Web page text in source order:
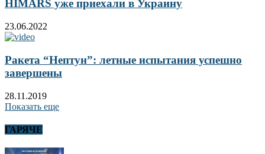
HIMARS уже приехали в Украину
23.06.2022
Ракета “Нептун”: летные испытания успешно
завершены
28.11.2019
Показать еще
ГАРЯЧЕ